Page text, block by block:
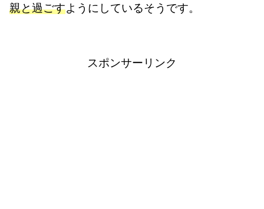
親と過ごすようにしているそうです。
スポンサーリンク